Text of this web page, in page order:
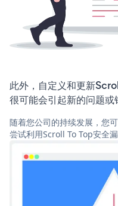
此外，自定义和更新
很可能会引起新的问题或
随着您公司的持续发展，您
尝试利用Scroll To Top安全漏